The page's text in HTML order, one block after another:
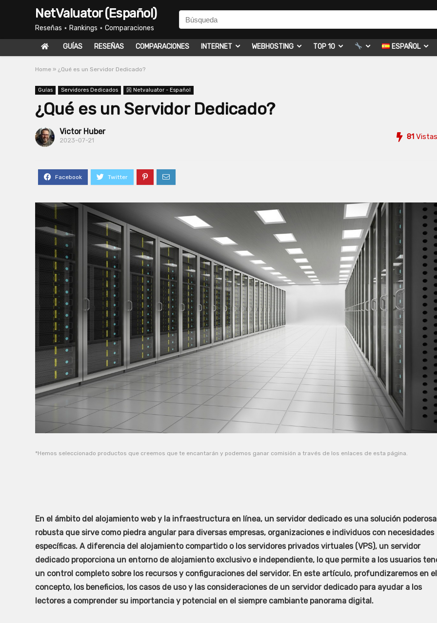
NetValuator (Español)
Reseñas ⋆ Rankings ⋆ Comparaciones
GUÍAS RESEÑAS COMPARACIONES INTERNET WEBHOSTING TOP 10 ESPAÑOL
Home » ¿Qué es un Servidor Dedicado?
Guías Servidores Dedicados 龱 Netvaluator - Español
¿Qué es un Servidor Dedicado?
Victor Huber
2023-07-21 81 Vistas
*Hemos seleccionado productos que creemos que te encantarán y podemos ganar comisión a través de los enlaces de esta página.
En el ámbito del alojamiento web y la infraestructura en línea, un servidor dedicado es una solución
robusta que sirve como piedra angular para diversas empresas, organizaciones e individuos con necesidades
específicas. A diferencia del alojamiento compartido o los servidores privados virtuales (VPS), un servidor
dedicado proporciona un entorno de alojamiento exclusivo e independiente, lo que permite a los usuarios
un control completo sobre los recursos y configuraciones del servidor. En este artículo, profundizaremos en el
concepto, los beneficios, los casos de uso y las consideraciones de un servidor dedicado para ayudar a los
lectores a comprender su importancia y potencial en el siempre cambiante panorama digital.